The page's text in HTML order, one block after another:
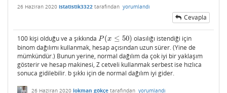
26 Haziran 2020 istatistik3322 tarafından yorumlandı
Cevapla
100 kişi olduğu ve a şıkkında P(x ≤ 50)
P(x≤50)
olasılığı istendiği için
binom dağılımı kullanmak, hesap açısından uzun sürer. (Yine de
mümkündür.) Bunun yerine, normal dağılım da çok iyi bir yaklaşım
gösterir ve hesap makinesi, Z cetveli kullanmak serbest ise hızlıca
sonuca gidilebilir. b şıkkı için de normal dağılım iyi gider.
26 Haziran 2020 lokman gökçe tarafından yorumlandı